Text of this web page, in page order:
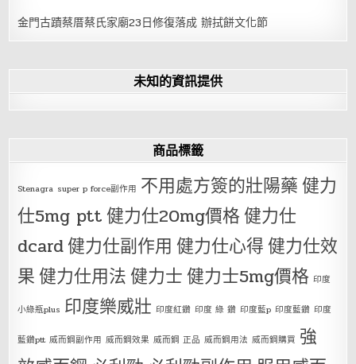
金門古蹟蔡厝蔡氏家廟23日修復落成 辦拭餅文化節
未知的資訊提供
商品標籤
Stenagra super p force副作用 不用處方簽的壯陽藥健力
仕5mg ptt健力仕20mg價格健力仕
dcard健力仕副作用 健力仕心得健力仕效
果健力仕用法健力士健力士5mg價格 印度
小綠瓶plus 印度樂威壯 印度紅鑽 印度 綠 鑽 印度藍p 印度藍鑽 印度
藍鑽ptt 威而鋼副作用 威而鋼效果 威而鋼 正品 威而鋼用法 威而鋼購買 強